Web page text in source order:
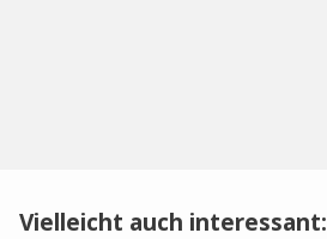
Vielleicht auch interessant: